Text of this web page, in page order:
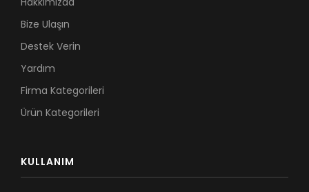
Bize Ulaşın
Destek Verin
Yardım
Firma Kategorileri
Ürün Kategorileri
KULLANIM